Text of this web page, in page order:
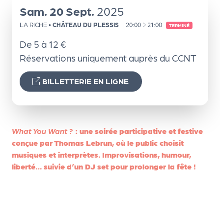
Sam. 20 Sept. 2025
LA RICHE • CHÂTEAU DU PLESSIS | 20:00 À
21:00 TERMINÉ
De 5 à 12 €
Réservations uniquement auprès du CCNT
BILLETTERIE EN LIGNE
What You Want ? : une soirée participative et festive
conçue par Thomas Lebrun, où le public choisit
musiques et interprètes. Improvisations, humour,
liberté… suivie d’un DJ set pour prolonger la fête !
vr
le
PR
O
G!
os
se
rvi